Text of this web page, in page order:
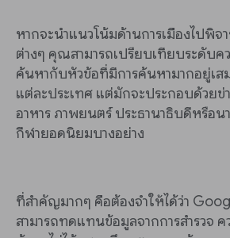
หากจะนำแนวโน้มด้านการเมืองไปพิจ
ต่างๆ คุณสามารถเปรียบเทียบระดับค
ค้นหากับหัวข้อที่มีการค้นหามากอยู่เส
แต่ละประเทศ แต่มักจะประกอบด้วยข่
อาหาร ภาพยนตร์ ประธานาธิบดีหรือน
กีฬายอดนิยมบางอย่าง
ที่สำคัญมากๆ คือต้องจำให้ได้ว่า
สามารถทดแทนข้อมูลจากการสำรวจ ค